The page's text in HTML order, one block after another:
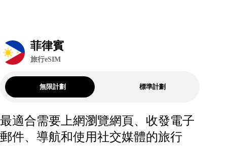
菲律賓
旅行eSIM
無限計劃 標準計劃
最適合需要上網瀏覽網頁、收發電子
郵件、導航和使用社交媒體的旅行